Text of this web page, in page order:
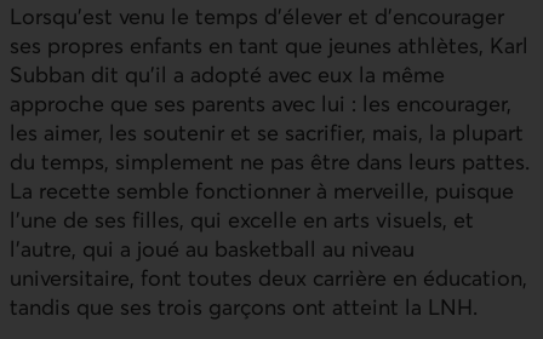
Lorsqu’est venu le temps d’élever et d’encourager
ses propres enfants en tant que jeunes athlètes, Karl
Subban dit qu’il a adopté avec eux la même
approche que ses parents avec lui : les encourager,
les aimer, les soutenir et se sacrifier, mais, la plupart
du temps, simplement ne pas être dans leurs pattes.
La recette semble fonctionner à merveille, puisque
l’une de ses filles, qui excelle en arts visuels, et
l’autre, qui a joué au basketball au niveau
universitaire, font toutes deux carrière en éducation,
tandis que ses trois garçons ont atteint la LNH.